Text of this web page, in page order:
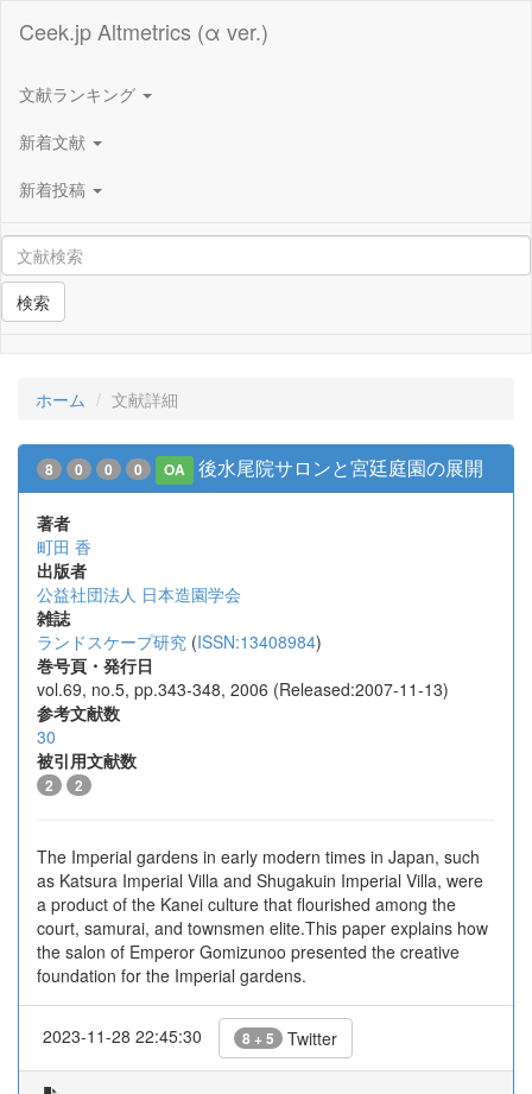
Ceek.jp Altmetrics (α ver.)
文献ランキング
新着文献
新着投稿
検索
ホーム 文献詳細
8 0 0 0 OA 後水尾院サロンと宮廷庭園の展開
著者
町田 香
出版者
公益社団法人 日本造園学会
雑誌
ランドスケープ研究 (ISSN:13408984)
巻号頁・発行日
vol.69, no.5, pp.343-348, 2006 (Released:2007-11-13)
参考文献数
30
被引用文献数
2 2
The Imperial gardens in early modern times in Japan, such
as Katsura Imperial Villa and Shugakuin Imperial Villa, were
a product of the Kanei culture that flourished among the
court, samurai, and townsmen elite.This paper explains how
the salon of Emperor Gomizunoo presented the creative
foundation for the Imperial gardens.
2023-11-28 22:45:30 8 + 5 Twitter